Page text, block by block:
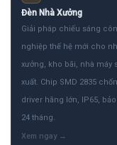
Đèn Nhà Xưởng
Giải pháp chiếu sáng
nghiệp thế hệ mới cho
xưởng, kho bãi, nhà máy
xuất. Chip SMD 2835
driver hãng lớn, IP65,
24 tháng.